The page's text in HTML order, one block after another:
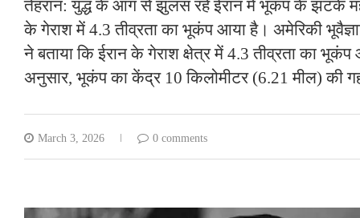
तेहरान: युद्ध के आग से झुलस रहे ईरान में भूकंप के झटके
के गेराश में 4.3 तीव्रता का भूकंप आया है। अमेरिकी
ने बताया कि ईरान के गेराश क्षेत्र में 4.3 तीव्रता का
अनुसार, भूकंप का केंद्र 10 किलोमीटर (6.21 मील) की
March 3, 2026 0 comments